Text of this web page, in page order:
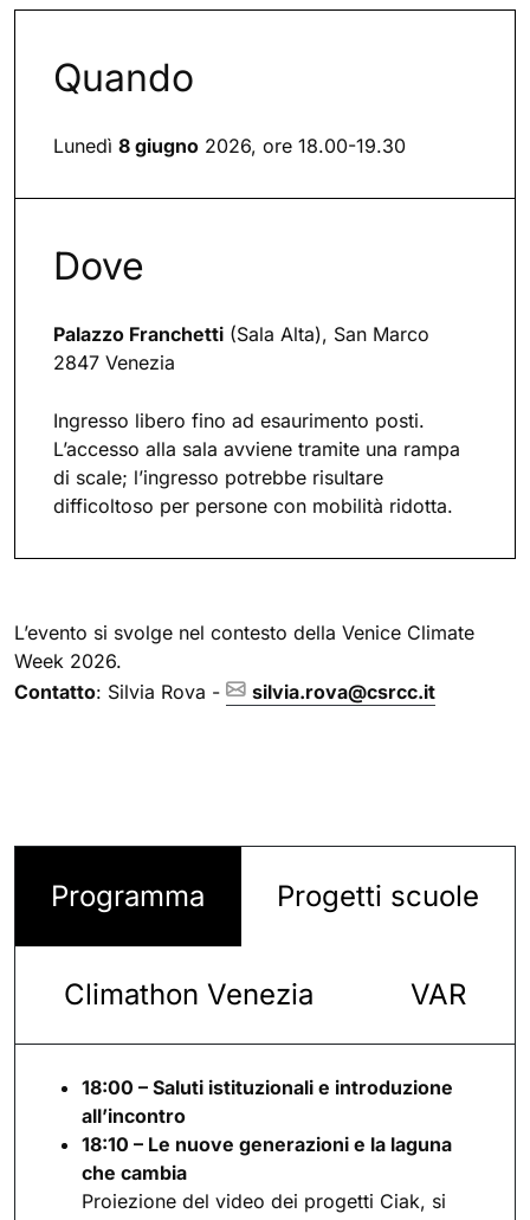
Quando
Lunedì 8 giugno 2026, ore 18.00-19.30
Dove
Palazzo Franchetti (Sala Alta), San Marco
2847 Venezia
Ingresso libero fino ad esaurimento posti.
L’accesso alla sala avviene tramite una rampa
di scale; l’ingresso potrebbe risultare
difficoltoso per persone con mobilità ridotta.
L’evento si svolge nel contesto della Venice Climate
Week 2026.
Contatto: Silvia Rova - silvia.rova@csrcc.it
Programma Progetti scuole
Climathon Venezia VAR
18:00 – Saluti istituzionali e introduzione
all’incontro
18:10 – Le nuove generazioni e la laguna
che cambia
Proiezione del video dei progetti Ciak, si